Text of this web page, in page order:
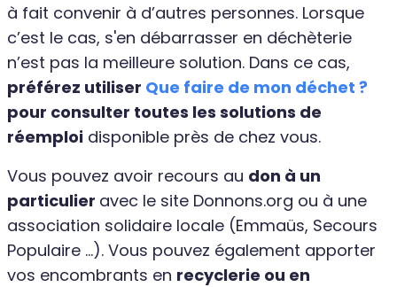
à fait convenir à d’autres personnes. Lorsque
c’est le cas, s'en débarrasser en déchèterie
n’est pas la meilleure solution. Dans ce cas,
préférez utiliser Que faire de mon déchet ?
pour consulter toutes les solutions de
réemploi disponible près de chez vous.
Vous pouvez avoir recours au don à un
particulier avec le site Donnons.org ou à une
association solidaire locale (Emmaüs, Secours
Populaire …). Vous pouvez également apporter
vos encombrants en recyclerie ou en